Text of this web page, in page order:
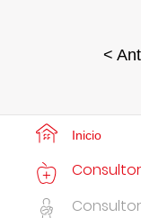
<
Inicio